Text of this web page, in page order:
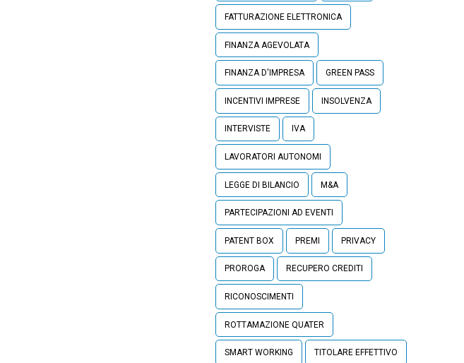
FATTURAZIONE ELETTRONICA
FINANZA AGEVOLATA
FINANZA D'IMPRESA GREEN PASS
INCENTIVI IMPRESE INSOLVENZA
INTERVISTE IVA
LAVORATORI AUTONOMI
LEGGE DI BILANCIO M&A
PARTECIPAZIONI AD EVENTI
PATENT BOX PREMI PRIVACY
PROROGA RECUPERO CREDITI
RICONOSCIMENTI
ROTTAMAZIONE QUATER
SMART WORKING TITOLARE EFFETTIVO